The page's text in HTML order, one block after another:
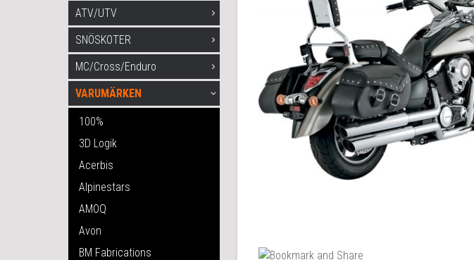
ATV/UTV
SNÖSKOTER
MC/Cross/Enduro
VARUMÄRKEN
100%
3D Logik
Acerbis
Alpinestars
AMOQ
Avon
BM Fabrications